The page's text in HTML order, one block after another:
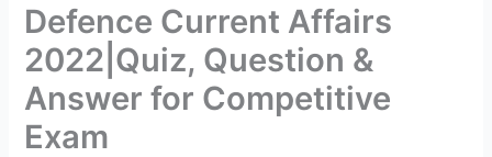
Defence Current Affairs
2022|Quiz, Question &
Answer for Competitive
Exam